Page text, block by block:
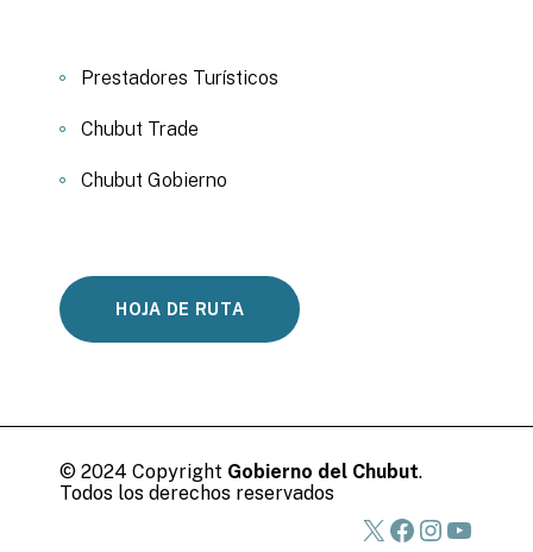
Prestadores Turísticos
Chubut Trade
Chubut Gobierno
HOJA DE RUTA
© 2024 Copyright Gobierno del Chubut.
Todos los derechos reservados
X Facebook